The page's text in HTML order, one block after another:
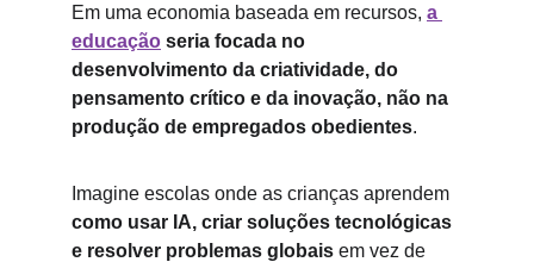
Em uma economia baseada em recursos, a
educação seria focada no
desenvolvimento da criatividade, do
pensamento crítico e da inovação, não na
produção de empregados obedientes.
Imagine escolas onde as crianças aprendem
como usar IA, criar soluções tecnológicas
e resolver problemas globais em vez de